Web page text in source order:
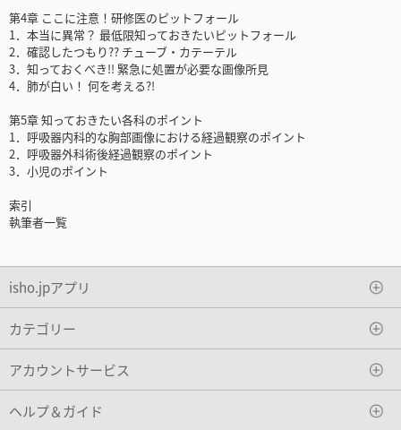
第4章 ここに注意！研修医のピットフォール
1．本当に異常？ 最低限知っておきたいピットフォール
2．確認したつもり?? チューブ・カテーテル
3．知っておくべき!! 緊急に処置が必要な画像所見
4．肺が白い！ 何を考える?!
第5章 知っておきたい各科のポイント
1．呼吸器内科的な胸部画像における経過観察のポイント
2．呼吸器外科術後経過観察のポイント
3．小児のポイント
索引
執筆者一覧
isho.jpアプリ
カテゴリー
アカウントサービス
ヘルプ＆ガイド